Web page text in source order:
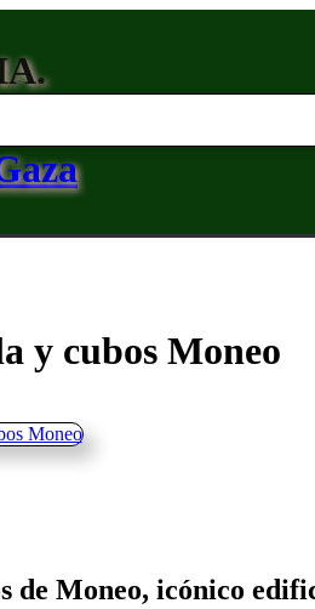
y cubos Moneo
de Moneo, icónico